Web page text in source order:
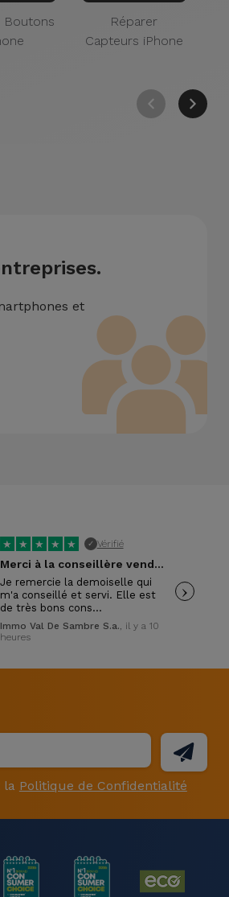
Boutons
Réparer
Capteurs iPhone
et
★ ★ ★ ★ ★ ✓ Vérifié
Merci à la conseillère vendeuse
Je remercie la demoiselle qui
m'a conseillé et servi. Elle est
de très bons cons…
Immo Val De Sambre S.a., il y a 10
heures
›
la Politique de Confidentialité